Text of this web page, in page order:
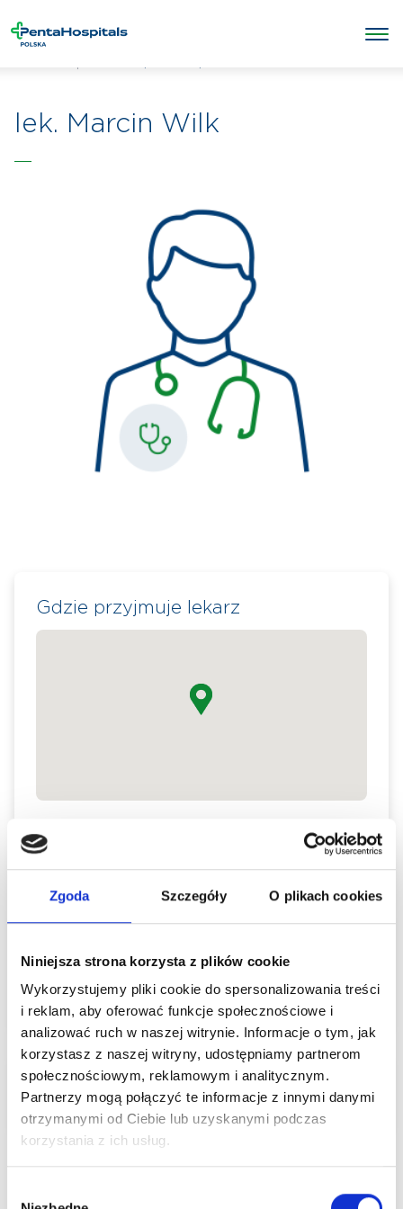
Zgoda Szczegóły O plikach cookies
Niniejsza strona korzysta z plików cookie
Wykorzystujemy pliki cookie do spersonalizowania treści
i reklam, aby oferować funkcje społecznościowe i
analizować ruch w naszej witrynie. Informacje o tym, jak
korzystasz z naszej witryny, udostępniamy partnerom
społecznościowym, reklamowym i analitycznym.
Partnerzy mogą połączyć te informacje z innymi danymi
otrzymanymi od Ciebie lub uzyskanymi podczas
korzystania z ich usług.
lek. Marcin Wilk
Gdzie przyjmuje lekarz
Szpital Piaseczno
05-500 Piaseczno
ul. A. Mickiewicza 39
05-500 Piaseczno
Poradnie lekarza
Lekarz przyjmuje w zakresie